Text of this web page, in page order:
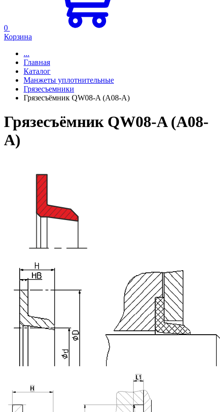
0
Корзина
...
Главная
Каталог
Манжеты уплотнительные
Грязесъемники
Грязесъёмник QW08-A (A08-A)
Грязесъёмник QW08-A (A08-
A)